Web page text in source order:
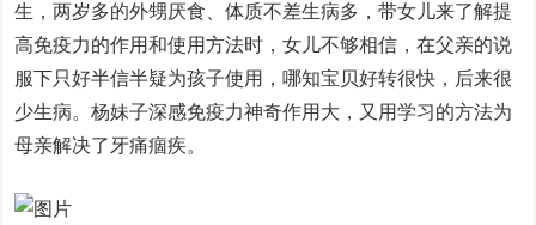
生，两岁多的外甥厌食、体质不差生病多，带女儿来了解提
高免疫力的作用和使用方法时，女儿不够相信，在父亲的说
服下只好半信半疑为孩子使用，哪知宝贝好转很快，后来很
少生病。杨妹子深感免疫力神奇作用大，又用学习的方法为
母亲解决了牙痛痼疾。